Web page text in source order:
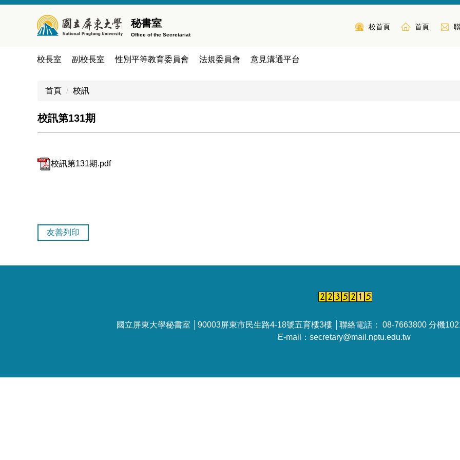
秘書室
Office of the Secretariat
校首頁 首頁
校長室 副校長室 性別平等教育委員會 法規委員會 意見溝通平台
首頁 校訊
校訊第131期
校訊第131期.pdf
友善列印
國立屏東大學秘書室 │90003屏東市民生路4-18號五育樓3樓 │聯絡電話： 08-7663800 分機
E-mail：secretary@mail.nptu.edu.tw